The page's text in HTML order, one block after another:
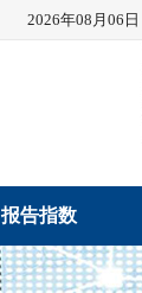
2026年08月06
报告指数
研究报告